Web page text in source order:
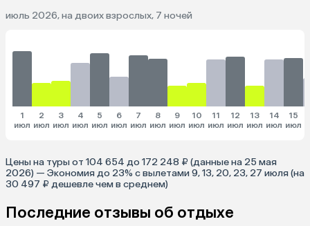
июль 2026, на двоих взрослых, 7 ночей
1
июл
2
июл
3
июл
4
июл
5
июл
6
июл
7
июл
8
июл
9
июл
10
июл
11
июл
12
июл
13
июл
14
июл
15
июл
Цены на туры от 104 654 до 172 248 ₽ (данные на 25 мая
2026) — Экономия до 23% с вылетами 9, 13, 20, 23, 27 июля (на
30 497 ₽ дешевле чем в среднем)
Последние отзывы об отдыхе